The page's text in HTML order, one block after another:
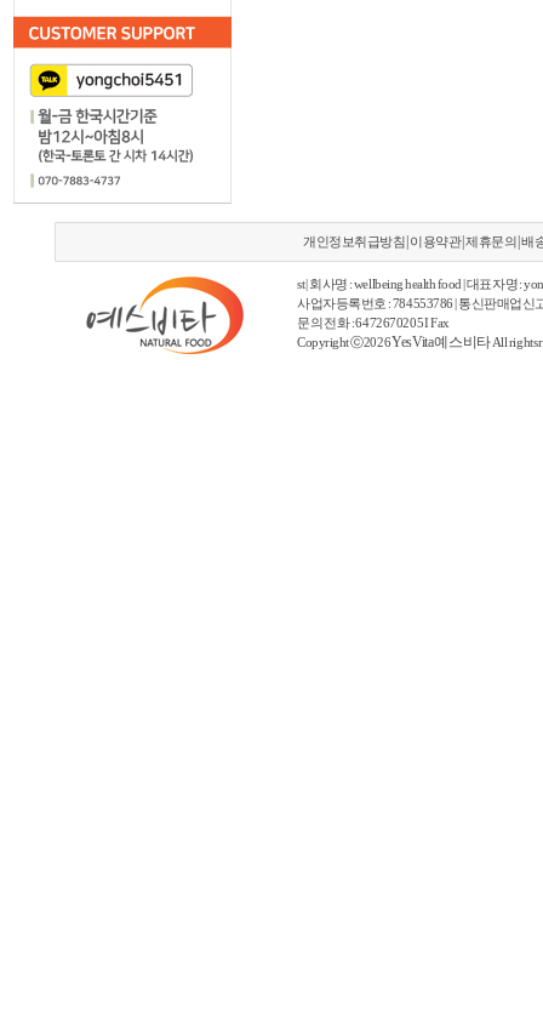
개인정보취급방침 이용약관|제휴문의 |배
st | 회사명 : wellbeing health food | 대표자명 :
사업자등록번호 : 784553786 | 통신판매업신
문의 전화 : 6472670205 I Fax
Copyright ⓒ2026YesVita 예스비타All rights